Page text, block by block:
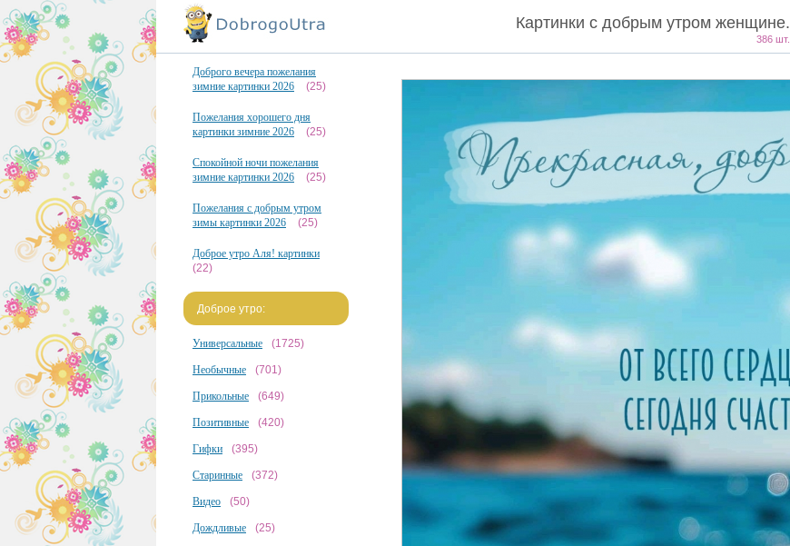
Картинки с добрым утром женщине.
386 шт.
Доброго вечера пожелания
зимние картинки 2026
(25)
Пожелания хорошего дня
картинки зимние 2026
(25)
Спокойной ночи пожелания
зимние картинки 2026
(25)
Пожелания с добрым утром
зимы картинки 2026
(25)
Доброе утро Аля! картинки
(22)
Доброе утро:
Универсальные (1725)
Необычные (701)
Прикольные (649)
Позитивные (420)
Гифки (395)
Старинные (372)
Видео (50)
Дождливые (25)